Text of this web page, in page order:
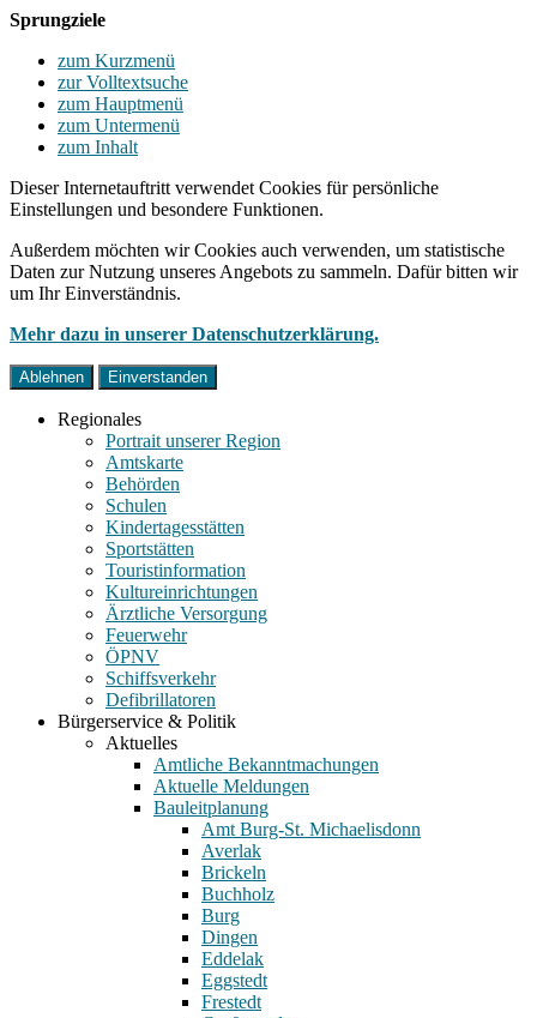
Sprungziele
zum Kurzmenü
zur Volltextsuche
zum Hauptmenü
zum Untermenü
zum Inhalt
Dieser Internetauftritt verwendet Cookies für persönliche
Einstellungen und besondere Funktionen.
Außerdem möchten wir Cookies auch verwenden, um statistische
Daten zur Nutzung unseres Angebots zu sammeln. Dafür bitten wir
um Ihr Einverständnis.
Mehr dazu in unserer Datenschutzerklärung.
Ablehnen Einverstanden
Regionales
Portrait unserer Region
Amtskarte
Behörden
Schulen
Kindertagesstätten
Sportstätten
Touristinformation
Kultureinrichtungen
Ärztliche Versorgung
Feuerwehr
ÖPNV
Schiffsverkehr
Defibrillatoren
Bürgerservice & Politik
Aktuelles
Amtliche Bekanntmachungen
Aktuelle Meldungen
Bauleitplanung
Amt Burg-St. Michaelisdonn
Averlak
Brickeln
Buchholz
Burg
Dingen
Eddelak
Eggstedt
Frestedt